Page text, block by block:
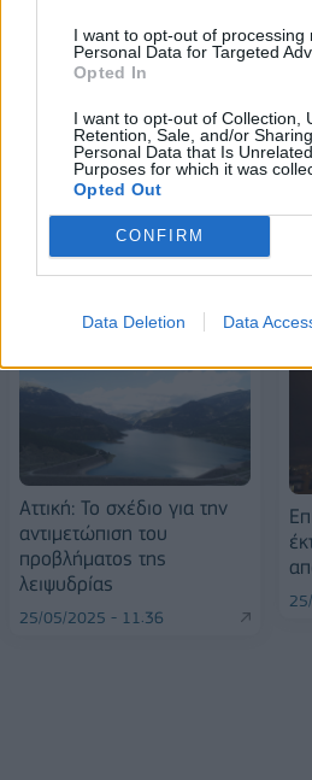
I want to opt-out of processing
Personal Data for Targeted
Opted In
I want to opt-out of Collection,
Retention, Sale, and/or
Personal Data that Is
Purposes for which it was
Opted Out
CONFIRM
Data Deletion Data
ESG Report 2025: Πώς η ΑΒ
βιωσιμότητα σε καθημερινή πράξη
Stoiximan: «Πού ήσουν;» στις μεγάλες
Αττική: Το σχέδιο για την
αντιμετώπιση του
προβλήματος της
λειψυδρίας
25/05/2025 - 11:36